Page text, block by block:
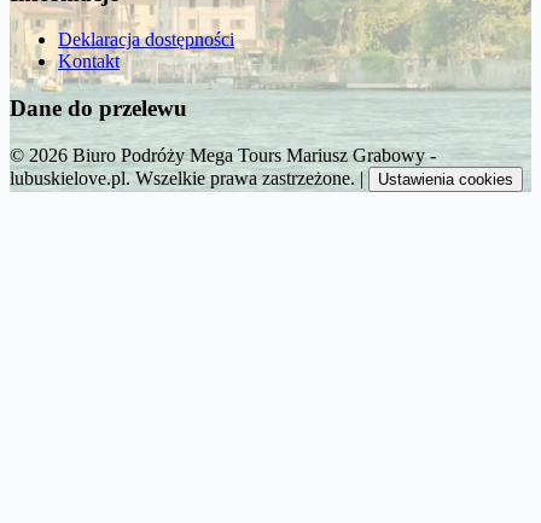
Deklaracja dostępności
Kontakt
Dane do przelewu
© 2026 Biuro Podróży Mega Tours Mariusz Grabowy -
lubuskielove.pl. Wszelkie prawa zastrzeżone. | Ustawienia cookies